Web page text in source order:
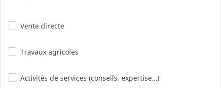
Vente directe
Travaux agricoles
Activités de services (conseils, expertise…)